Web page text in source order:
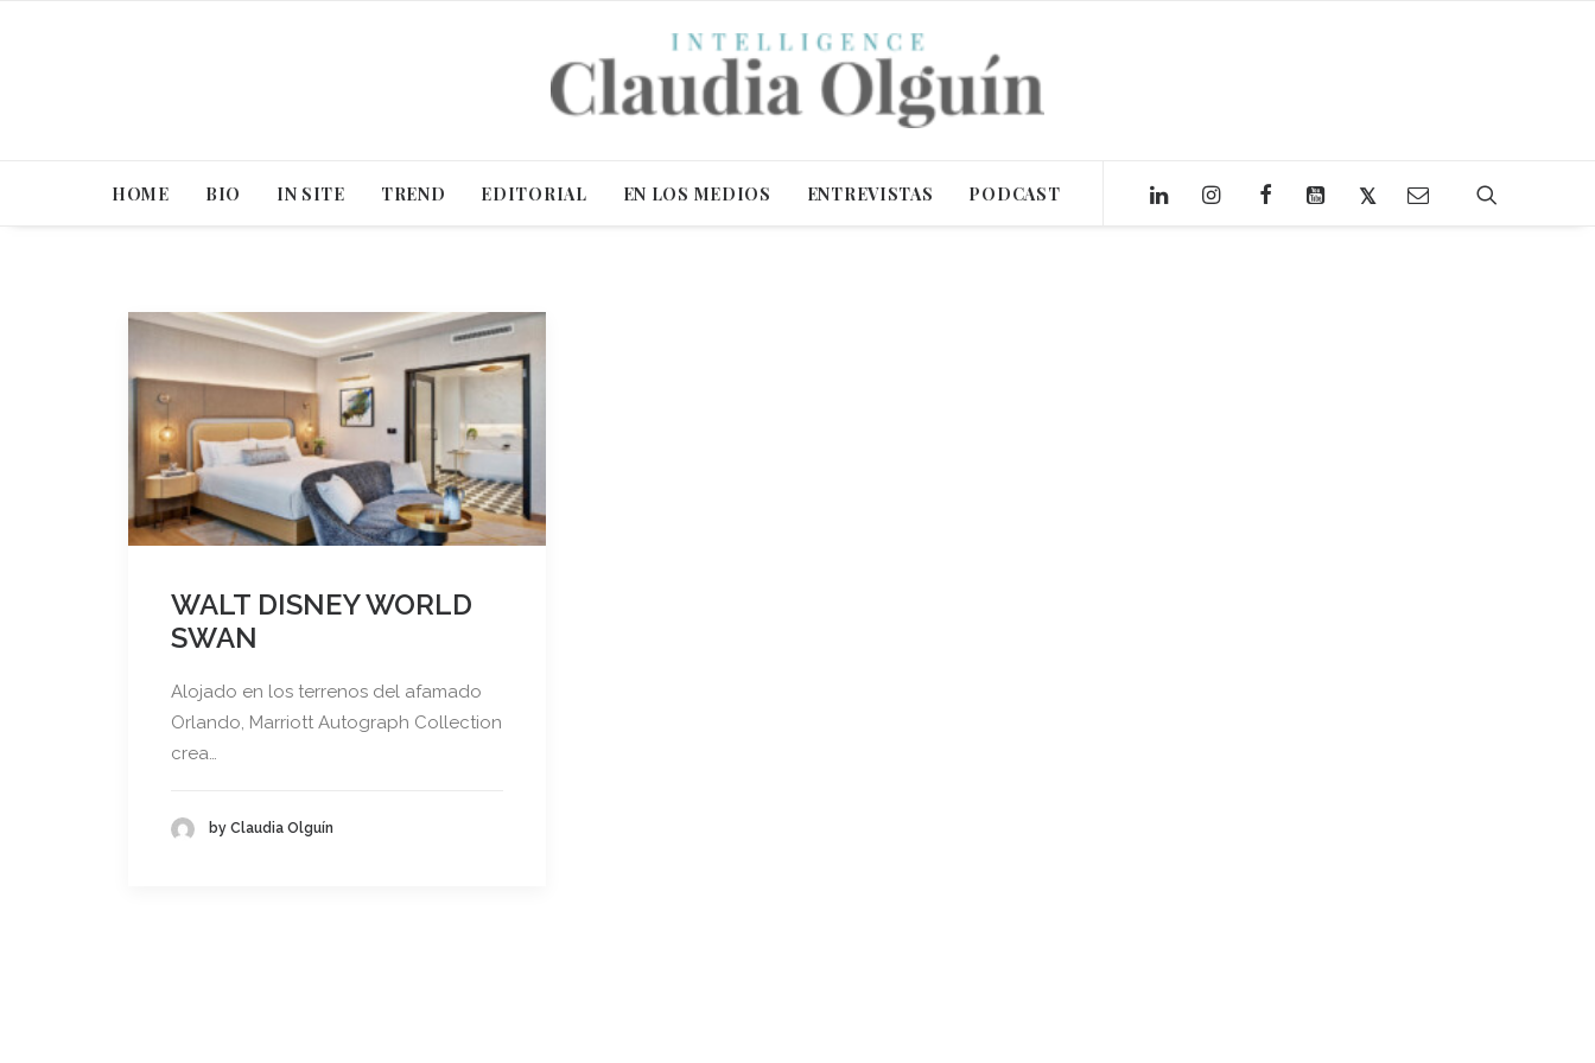
HOME BIO IN SITE TREND EDITORIAL EN LOS MEDIOS ENTREVISTAS PODCAST
WALT DISNEY WORLD
SWAN
Alojado en los terrenos del afamado
Orlando, Marriott Autograph Collection
crea…
by Claudia Olguín